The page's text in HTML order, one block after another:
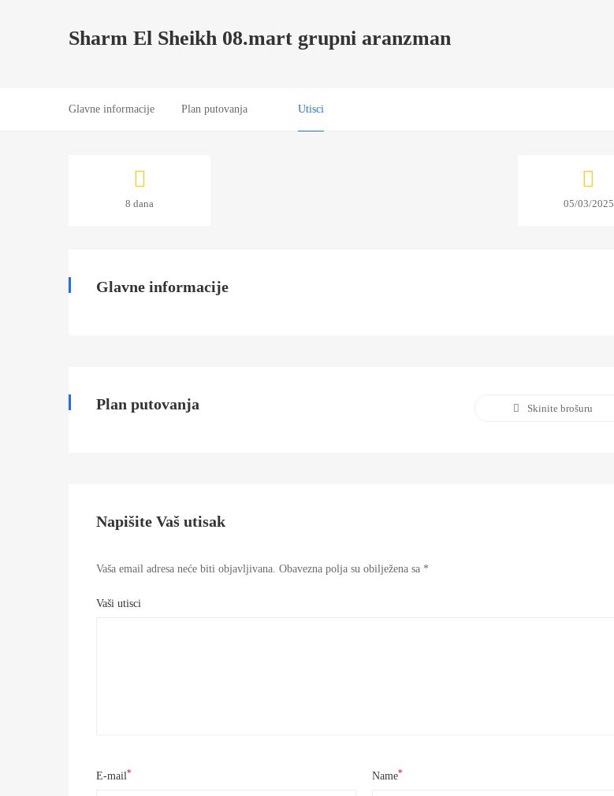
Sharm El Sheikh 08.mart grupni aranzman
Glavne informacije Plan putovanja Utisci
8 dana 05/03/2025
Sharm
08.mart
Glavne informacije
Plan putovanja Skinite brošuru
Napišite Vaš utisak
Vaša email adresa neće biti objavljivana. Obavezna polja su obilježena sa *
Vaši utisci
E-mail* Name*